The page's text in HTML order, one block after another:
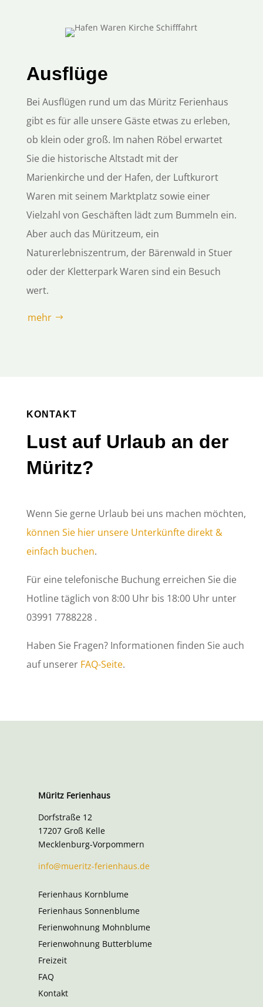
Ausflüge
Bei Ausflügen rund um das Müritz Ferienhaus
gibt es für alle unsere Gäste etwas zu erleben,
ob klein oder groß. Im nahen Röbel erwartet
Sie die historische Altstadt mit der
Marienkirche und der Hafen, der Luftkurort
Waren mit seinem Marktplatz sowie einer
Vielzahl von Geschäften lädt zum Bummeln ein.
Aber auch das Müritzeum, ein
Naturerlebniszentrum, der Bärenwald in Stuer
oder der Kletterpark Waren sind ein Besuch
wert.
mehr
KONTAKT
Lust auf Urlaub an der
Müritz?
Wenn Sie gerne Urlaub bei uns machen möchten,
können Sie hier unsere Unterkünfte direkt &
einfach buchen.
Für eine telefonische Buchung erreichen Sie die
Hotline täglich von 8:00 Uhr bis 18:00 Uhr unter
03991 7788228 .
Haben Sie Fragen? Informationen finden Sie auch
auf unserer FAQ-Seite.
Müritz Ferienhaus
Dorfstraße 12
17207 Groß Kelle
Mecklenburg-Vorpommern
info@mueritz-ferienhaus.de
Ferienhaus Kornblume
Ferienhaus Sonnenblume
Ferienwohnung Mohnblume
Ferienwohnung Butterblume
Freizeit
FAQ
Kontakt